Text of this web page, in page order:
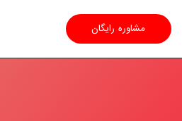
مشاوره رایگان